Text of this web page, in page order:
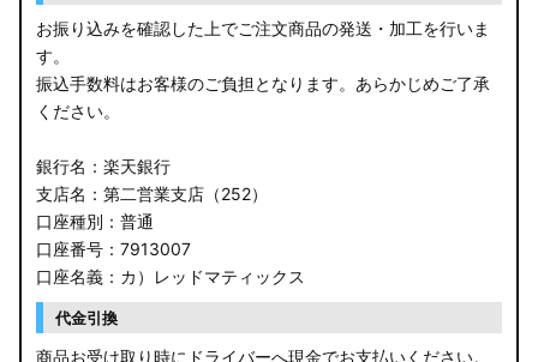
お振り込みを確認した上でご注文商品の発送・加工を行いま
す。
振込手数料はお客様のご負担となります。あらかじめご了承
ください。
銀行名：楽天銀行
支店名：第二営業支店（252）
口座種別：普通
口座番号：7913007
口座名義：カ）レッドマティックス
代金引換
商品お受け取り時にドライバーへ現金でお支払いください。